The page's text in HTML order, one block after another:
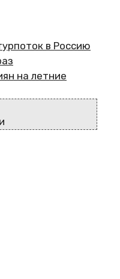
в Россию
на летние